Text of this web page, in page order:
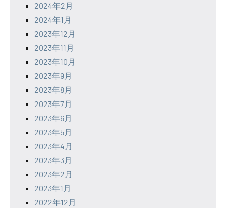
2024年2月
2024年1月
2023年12月
2023年11月
2023年10月
2023年9月
2023年8月
2023年7月
2023年6月
2023年5月
2023年4月
2023年3月
2023年2月
2023年1月
2022年12月